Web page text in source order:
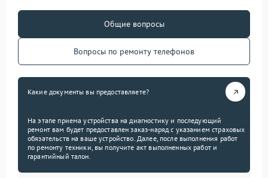
Общие вопросы
Вопросы по ремонту телефонов
Какие документы вы предоставляете?
На этапе приема устройства на диагностику и последующий
ремонт вам будет предоставлен заказ-наряд с указанием страховых
обязательств на ваше устройство. Далее, после выполнения работ
по ремонту техники, вы получите акт выполненных работ и
гарантийный талон.